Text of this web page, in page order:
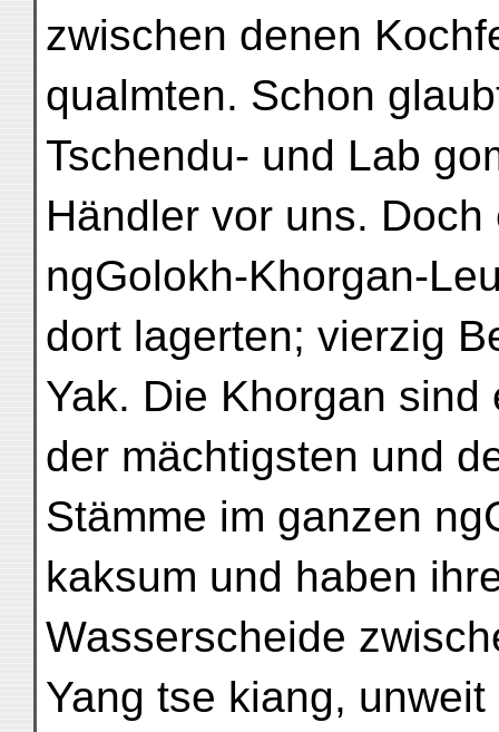
zwischen denen
qualmten. Schon
Tschendu- und Lab
Händler vor uns.
ngGolokh-Khorgan-
dort lagerten; vierzig
Yak. Die Khorgan sind
der mächtigsten und
Stämme im ganzen
kaksum und haben
Wasserscheide
Yang tse kiang,